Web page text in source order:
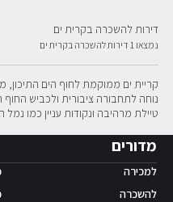
דירות להשכרה בקרית ים
נמצאו 1 דירות להשכרה בקרית ים
טיילת מרהיבה ונקודות עניין כמו
מדורים
למכירה
להשכרה